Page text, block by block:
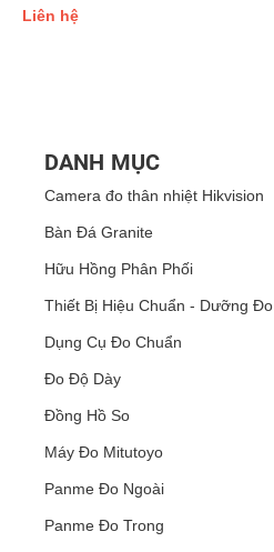
Liên hệ
DANH MỤC
Camera đo thân nhiệt Hikvision
Bàn Đá Granite
Hữu Hồng Phân Phối
Thiết Bị Hiệu Chuẩn - Dưỡng Đo
Dụng Cụ Đo Chuẩn
Đo Độ Dày
Đồng Hồ So
Máy Đo Mitutoyo
Panme Đo Ngoài
Panme Đo Trong